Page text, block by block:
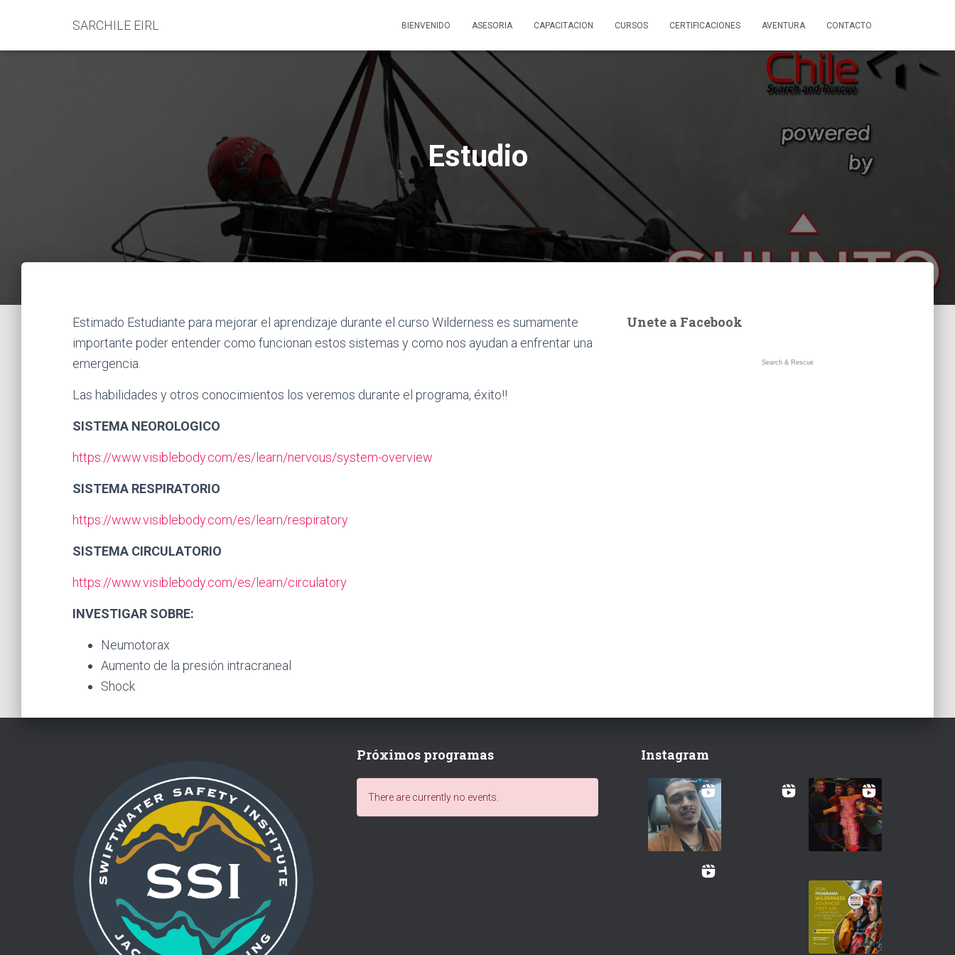
SARCHILE EIRL BIENVENIDO ASESORIA CAPACITACION CURSOS CERTIFICACIONES AVENTURA CONTACTO
Estudio
Estimado Estudiante para mejorar el aprendizaje durante el curso Wilderness es sumamente
importante poder entender como funcionan estos sistemas y como nos ayudan a enfrentar una
emergencia.
Las habilidades y otros conocimientos los veremos durante el programa, éxito!!
SISTEMA NEOROLOGICO
https://www.visiblebody.com/es/learn/nervous/system-overview
SISTEMA RESPIRATORIO
https://www.visiblebody.com/es/learn/respiratory
SISTEMA CIRCULATORIO
https://www.visiblebody.com/es/learn/circulatory
INVESTIGAR SOBRE:
Neumotorax
Aumento de la presión intracraneal
Shock
Unete a Facebook
Search & Rescue
Próximos programas
There are currently no events.
Instagram